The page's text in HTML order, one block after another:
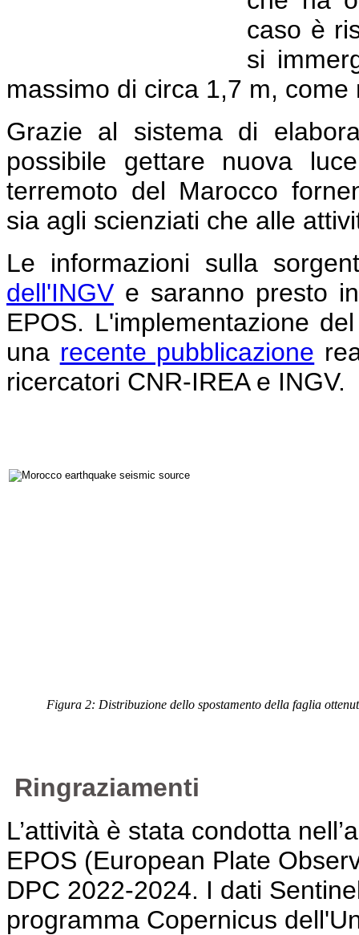
caso è
si
massimo di circa 1,7 m,
Grazie al sistema di
possibile gettare nuova
terremoto del Marocco
sia agli scienziati che alle
Le informazioni sulla
dell'INGV e saranno presto
EPOS. L'implementazione
una recente pubblicazione
ricercatori CNR-IREA e INGV.
Figura 2: Distribuzione dello spostamento della faglia
Ringraziamenti
L’attività è stata condotta
EPOS (European Plate
DPC 2022-2024. I dati
programma Copernicus